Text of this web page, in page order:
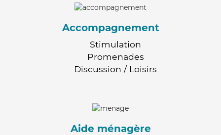
Accompagnement
Stimulation
Promenades
Discussion / Loisirs
Aide ménagère